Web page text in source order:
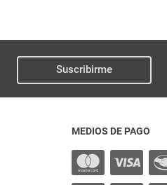
Suscribirme
MEDIOS DE PAGO